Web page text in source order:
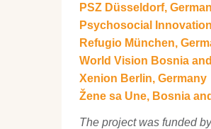
PSZ Düsseldorf,
Psychosocial
Refugio München,
World Vision Bosnia
Xenion Berlin, Germany
Žene sa Une, Bosnia
The project was funded